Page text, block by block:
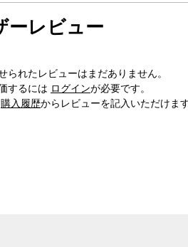
ーレビュー
られたレビューはまだありません。
するには ログインが必要です。
購入履歴からレビューを記入いただけます